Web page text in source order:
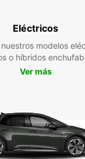
Eléctricos
modelos
o híbridos
Ver más